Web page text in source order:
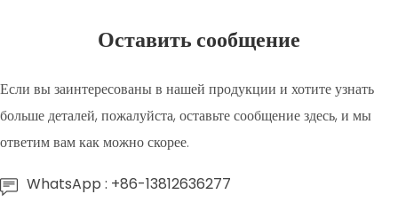
Оставить сообщение
Если вы заинтересованы в нашей продукции и хотите узнать
больше деталей, пожалуйста, оставьте сообщение здесь, и мы
ответим вам как можно скорее.
WhatsApp : +86-13812636277